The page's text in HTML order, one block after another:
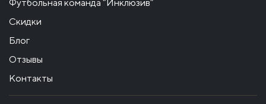
Футбольная команда “Инклюзив”
Скидки
Блог
Отзывы
Контакты